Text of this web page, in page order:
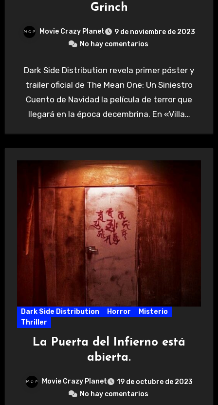
Grinch
Movie Crazy Planet
9 de noviembre de 2023
No hay comentarios
Dark Side Distribution revela primer póster y
trailer oficial de The Mean One: Un Siniestro
Cuento de Navidad la película de terror que
llegará en la época decembrina. En «Villa…
Dark Side Distribution Horror
Misterio
Thriller
La Puerta del Infierno está
abierta.
Movie Crazy Planet
19 de octubre de 2023
No hay comentarios